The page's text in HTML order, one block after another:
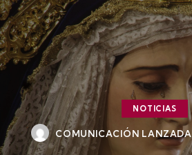
NOTICIAS
COMUNICACIÓN LANZADA